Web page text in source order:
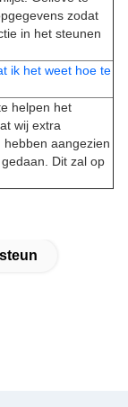
zodat
in het steunen
ik het weet hoe te
helpen het
wij extra
aangezien
Dit zal op